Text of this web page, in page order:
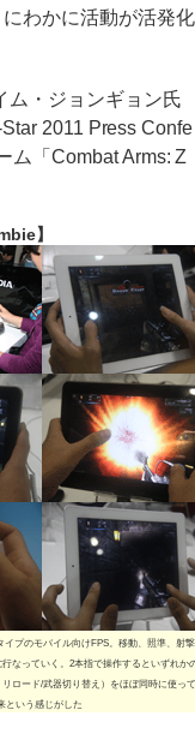
わかに活動が活発化
・ジョンギョン氏
2011 Press Confe
ム「Combat Arms: Z
】
イプのモバイル向けFPS。移動、照準、射
なっていく。2本指で操作するといずれか
ロード/武器切り替え）をほぼ同時に使っ
という感じがした